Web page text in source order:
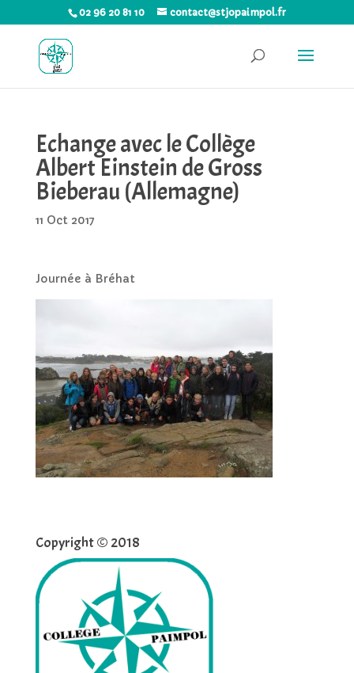
02 96 20 81 10 contact@stjopaimpol.fr
Echange avec le Collège
Albert Einstein de Gross
Bieberau (Allemagne)
11 Oct 2017
Journée à Bréhat
Copyright © 2018